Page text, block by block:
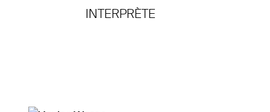
INTERPRÈTE